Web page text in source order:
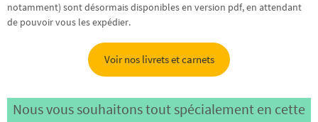
notamment) sont désormais disponibles en version pdf, en attendant
de pouvoir vous les expédier.
Voir nos livrets et carnets
Nous vous souhaitons tout spécialement en cette